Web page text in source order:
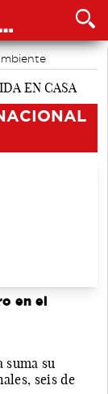
en el
suma su
seis de